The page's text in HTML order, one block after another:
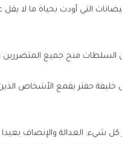
السلطات منح جميع
خليفة حفتر بقمع الأشخاص
كل شيء: العدالة والإنصاف